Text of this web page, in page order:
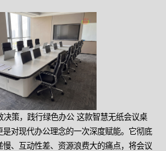
决策，践行绿色办公 这款智慧无纸会议桌
对现代办公理念的一次深度赋能。它彻底
、互动性差、资源浪费大的痛点，将会议